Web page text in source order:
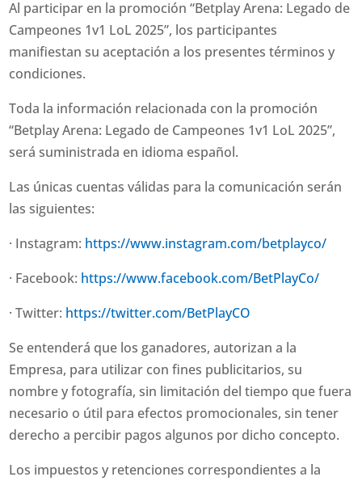
Al participar en la promoción “Betplay Arena: Legado de
Campeones 1v1 LoL 2025”, los participantes
manifiestan su aceptación a los presentes términos y
condiciones.
Toda la información relacionada con la promoción
“Betplay Arena: Legado de Campeones 1v1 LoL 2025”,
será suministrada en idioma español.
Las únicas cuentas válidas para la comunicación serán
las siguientes:
· Instagram: https://www.instagram.com/betplayco/
· Facebook: https://www.facebook.com/BetPlayCo/
· Twitter: https://twitter.com/BetPlayCO
Se entenderá que los ganadores, autorizan a la
Empresa, para utilizar con fines publicitarios, su
nombre y fotografía, sin limitación del tiempo que fuera
necesario o útil para efectos promocionales, sin tener
derecho a percibir pagos algunos por dicho concepto.
Los impuestos y retenciones correspondientes a la